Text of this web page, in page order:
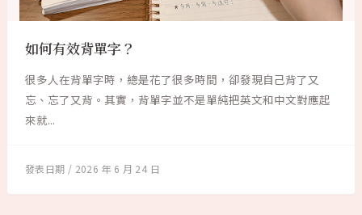
如何有效背單字？
很多人在背單字時，總是花了很多時間，卻發現自己背了又
忘、忘了又背。其實，背單字並不是單純把英文和中文對應起
來就...
2026 年 6 月 24 日